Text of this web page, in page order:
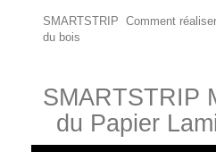
SMARTSTRIP Comment
du bois
SMARTSTRIP
du Papier